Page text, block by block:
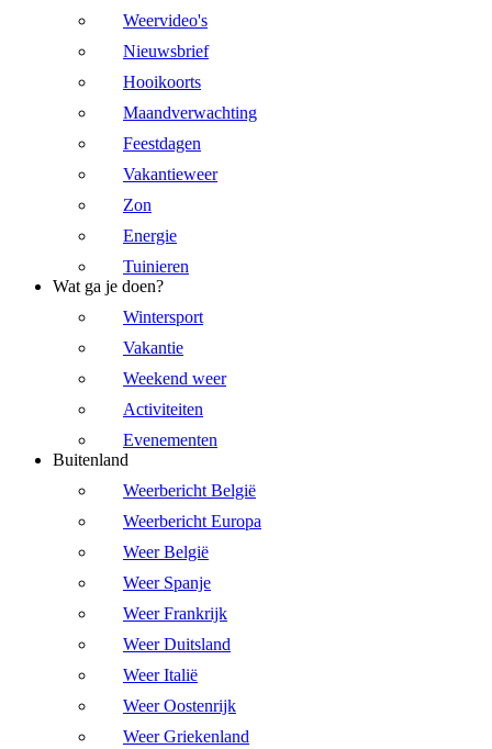
Weervideo's
Nieuwsbrief
Hooikoorts
Maandverwachting
Feestdagen
Vakantieweer
Zon
Energie
Tuinieren
Wat ga je doen?
Wintersport
Vakantie
Weekend weer
Activiteiten
Evenementen
Buitenland
Weerbericht België
Weerbericht Europa
Weer België
Weer Spanje
Weer Frankrijk
Weer Duitsland
Weer Italië
Weer Oostenrijk
Weer Griekenland